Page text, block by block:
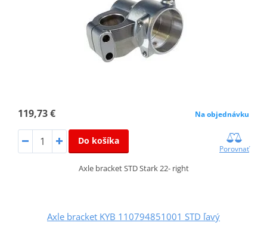
119,73 € Na objednávku
Do košíka
Porovnať
Axle bracket STD Stark 22- right
Axle bracket KYB 110794851001 STD ľavý